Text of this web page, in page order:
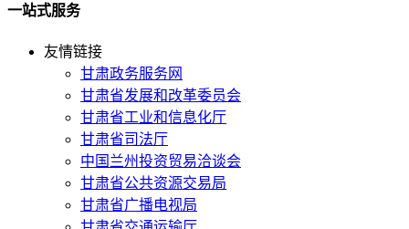
一站式服务
友情链接
甘肃政务服务网
甘肃省发展和改革委员会
甘肃省工业和信息化厅
甘肃省司法厅
中国兰州投资贸易洽谈会
甘肃省公共资源交易局
甘肃省广播电视局